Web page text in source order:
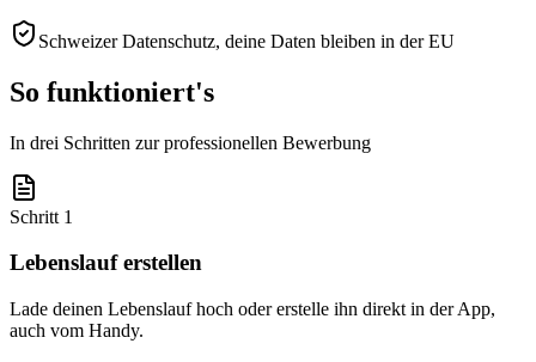
Schweizer Datenschutz, deine Daten bleiben in der EU
So funktioniert's
In drei Schritten zur professionellen Bewerbung
Schritt 1
Lebenslauf erstellen
Lade deinen Lebenslauf hoch oder erstelle ihn direkt in der App,
auch vom Handy.